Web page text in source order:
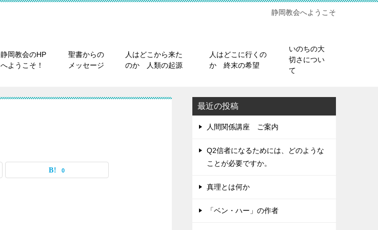
静岡教会へようこそ
静岡教会のHP
へようこそ！
聖書からの
メッセージ
人はどこから来た
のか 人類の起源
人はどこに行くの
か 終末の希望
いのちの大
切さについ
て
0
最近の投稿
人間関係講座 ご案内
Q2信者になるためには、どのような
ことが必要ですか。
真理とは何か
「ベン・ハー」の作者